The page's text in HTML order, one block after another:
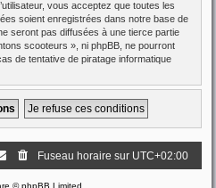
vous acceptez que toutes les
soient enregistrées dans notre base de
seront pas diffusées à une tierce partie
scooteurs », ni phpBB, ne pourront
de tentative de piratage informatique
Fuseau horaire sur UTC+02:00
© phpBB Limited